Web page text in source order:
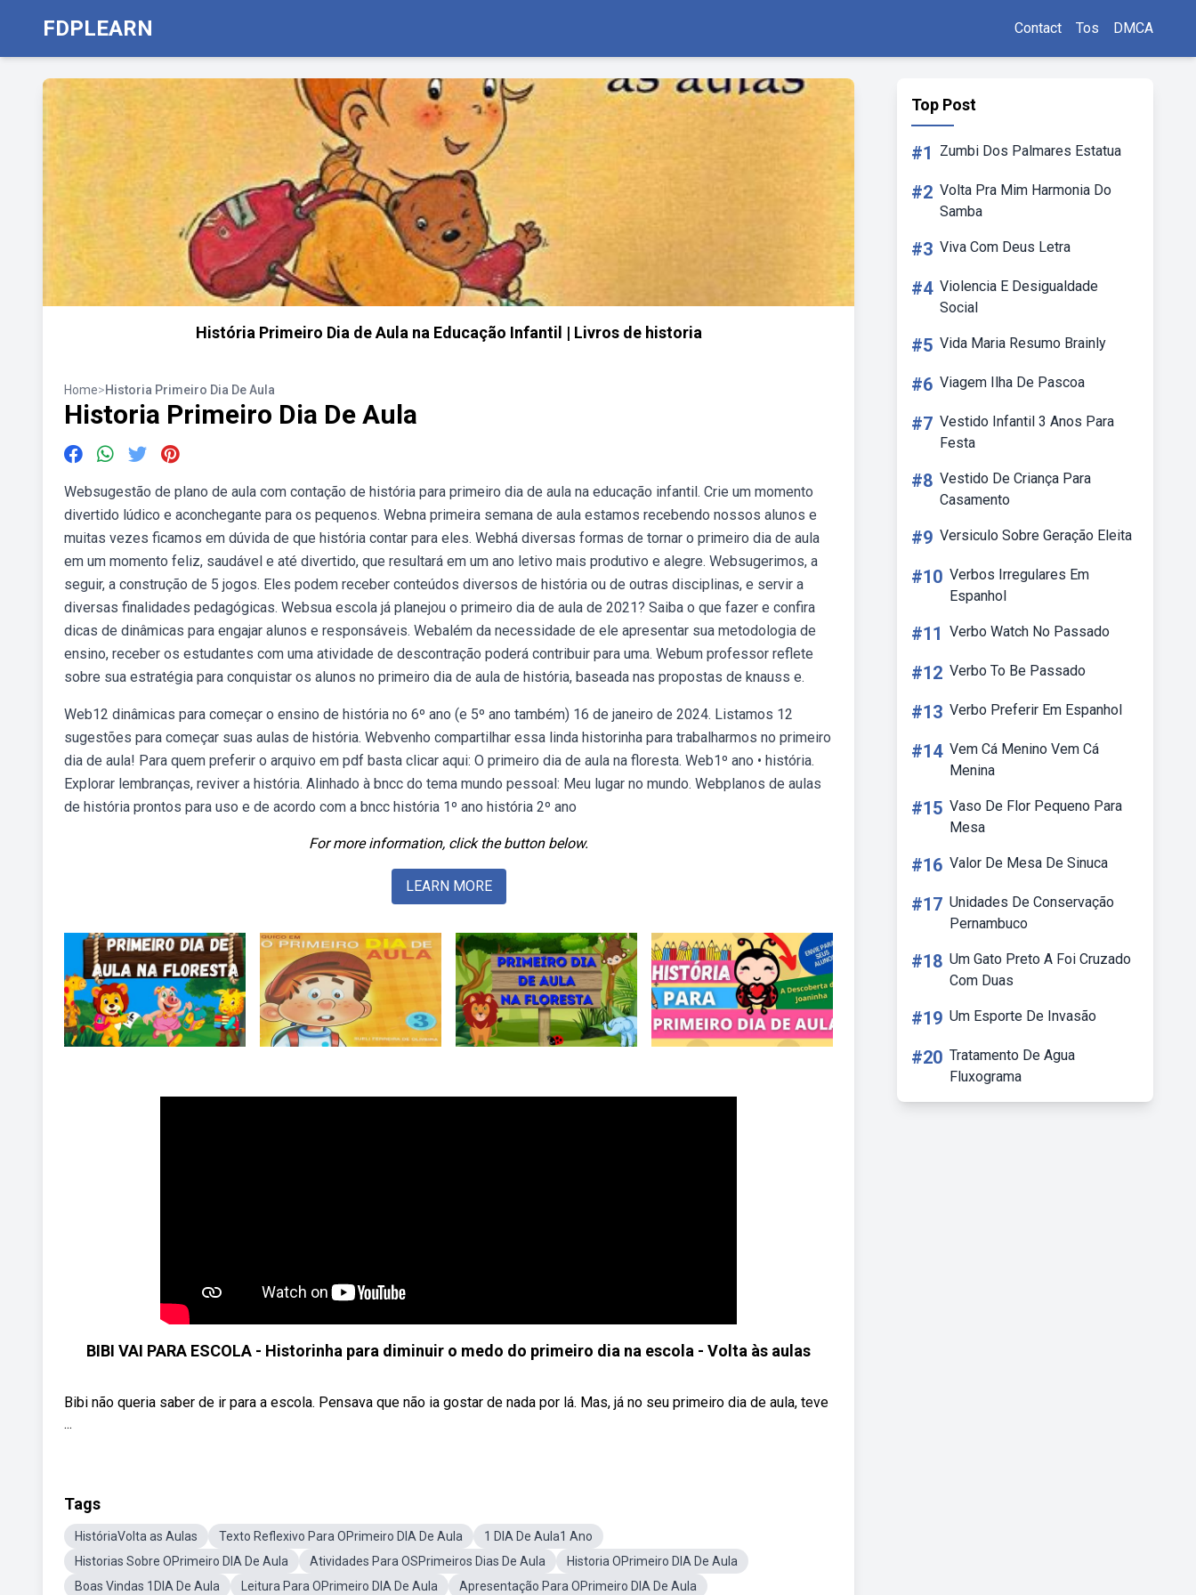
FDPLEARN Contact Tos DMCA
História Primeiro Dia de Aula na Educação Infantil | Livros de historia
Home>Historia Primeiro Dia De Aula
Historia Primeiro Dia De Aula
Websugestão de plano de aula com contação de história para primeiro dia de aula na educação infantil. Crie um momento
divertido lúdico e aconchegante para os pequenos. Webna primeira semana de aula estamos recebendo nossos alunos e
muitas vezes ficamos em dúvida de que história contar para eles. Webhá diversas formas de tornar o primeiro dia de aula
em um momento feliz, saudável e até divertido, que resultará em um ano letivo mais produtivo e alegre. Websugerimos, a
seguir, a construção de 5 jogos. Eles podem receber conteúdos diversos de história ou de outras disciplinas, e servir a
diversas finalidades pedagógicas. Websua escola já planejou o primeiro dia de aula de 2021? Saiba o que fazer e confira
dicas de dinâmicas para engajar alunos e responsáveis. Webalém da necessidade de ele apresentar sua metodologia de
ensino, receber os estudantes com uma atividade de descontração poderá contribuir para uma. Webum professor reflete
sobre sua estratégia para conquistar os alunos no primeiro dia de aula de história, baseada nas propostas de knauss e.
Web12 dinâmicas para começar o ensino de história no 6º ano (e 5º ano também) 16 de janeiro de 2024. Listamos 12
sugestões para começar suas aulas de história. Webvenho compartilhar essa linda historinha para trabalharmos no primeiro
dia de aula! Para quem preferir o arquivo em pdf basta clicar aqui: O primeiro dia de aula na floresta. Web1º ano • história.
Explorar lembranças, reviver a história. Alinhado à bncc do tema mundo pessoal: Meu lugar no mundo. Webplanos de aulas
de história prontos para uso e de acordo com a bncc história 1º ano história 2º ano
For more information, click the button below.
LEARN MORE
BIBI VAI PARA ESCOLA - Historinha para diminuir o medo do primeiro dia na escola - Volta às aulas
Bibi não queria saber de ir para a escola. Pensava que não ia gostar de nada por lá. Mas, já no seu primeiro dia de aula, teve
...
Tags
HistóriaVolta as Aulas Texto Reflexivo Para OPrimeiro DIA De Aula
1 DIA De Aula1 Ano
Historias Sobre OPrimeiro DIA De Aula
Atividades Para OSPrimeiros Dias De Aula
Historia OPrimeiro DIA De Aula
Boas Vindas 1DIA De Aula
Leitura Para OPrimeiro DIA De Aula Apresentação Para OPrimeiro DIA De Aula
Top Post
#1 Zumbi Dos Palmares Estatua
#2 Volta Pra Mim Harmonia Do
Samba
#3 Viva Com Deus Letra
#4 Violencia E Desigualdade
Social
#5 Vida Maria Resumo Brainly
#6 Viagem Ilha De Pascoa
#7 Vestido Infantil 3 Anos Para
Festa
#8 Vestido De Criança Para
Casamento
#9 Versiculo Sobre Geração Eleita
#10 Verbos Irregulares Em
Espanhol
#11 Verbo Watch No Passado
#12 Verbo To Be Passado
#13 Verbo Preferir Em Espanhol
#14 Vem Cá Menino Vem Cá
Menina
#15 Vaso De Flor Pequeno Para
Mesa
#16 Valor De Mesa De Sinuca
#17 Unidades De Conservação
Pernambuco
#18 Um Gato Preto A Foi Cruzado
Com Duas
#19 Um Esporte De Invasão
#20 Tratamento De Agua
Fluxograma